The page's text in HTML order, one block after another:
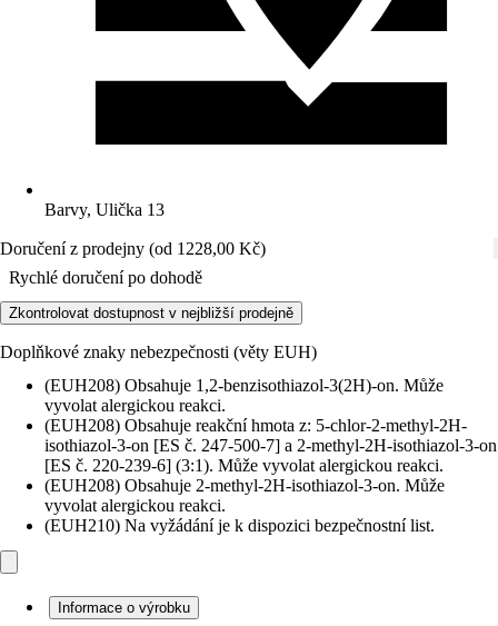
Barvy, Ulička 13
Doručení z prodejny (od 1228,00 Kč)
Rychlé doručení po dohodě
Zkontrolovat dostupnost v nejbližší prodejně
Doplňkové znaky nebezpečnosti (věty EUH)
(EUH208) Obsahuje 1,2-benzisothiazol-3(2H)-on. Může
vyvolat alergickou reakci.
(EUH208) Obsahuje reakční hmota z: 5-chlor-2-methyl-2H-
isothiazol-3-on [ES č. 247-500-7] a 2-methyl-2H-isothiazol-3-on
[ES č. 220-239-6] (3:1). Může vyvolat alergickou reakci.
(EUH208) Obsahuje 2-methyl-2H-isothiazol-3-on. Může
vyvolat alergickou reakci.
(EUH210) Na vyžádání je k dispozici bezpečnostní list.
Informace o výrobku